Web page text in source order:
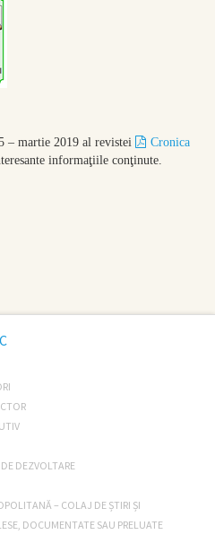
– martie 2019 al revistei
Cronica
informaţiile conţinute.
DEZVOLTARE
– COLAJ DE ȘTIRI ȘI
DOCUMENTATE SAU PRELUATE